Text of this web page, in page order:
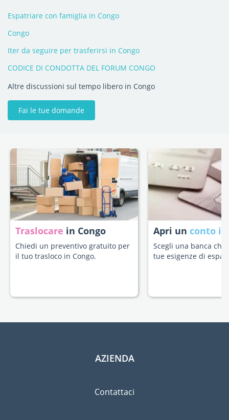
Espatriare con famiglia in Congo
Congo
Iter da seguire per trasferirsi in Congo
CODICE DI CONDOTTA DEL FORUM CONGO
Altre discussioni sul tempo libero in Congo
Fai le tue domande
Traslocare in Congo
Chiedi un preventivo gratuito per
il tuo trasloco in Congo.
Apri un conto
Scegli una banca che
tue esigenze di
AZIENDA
Contattaci